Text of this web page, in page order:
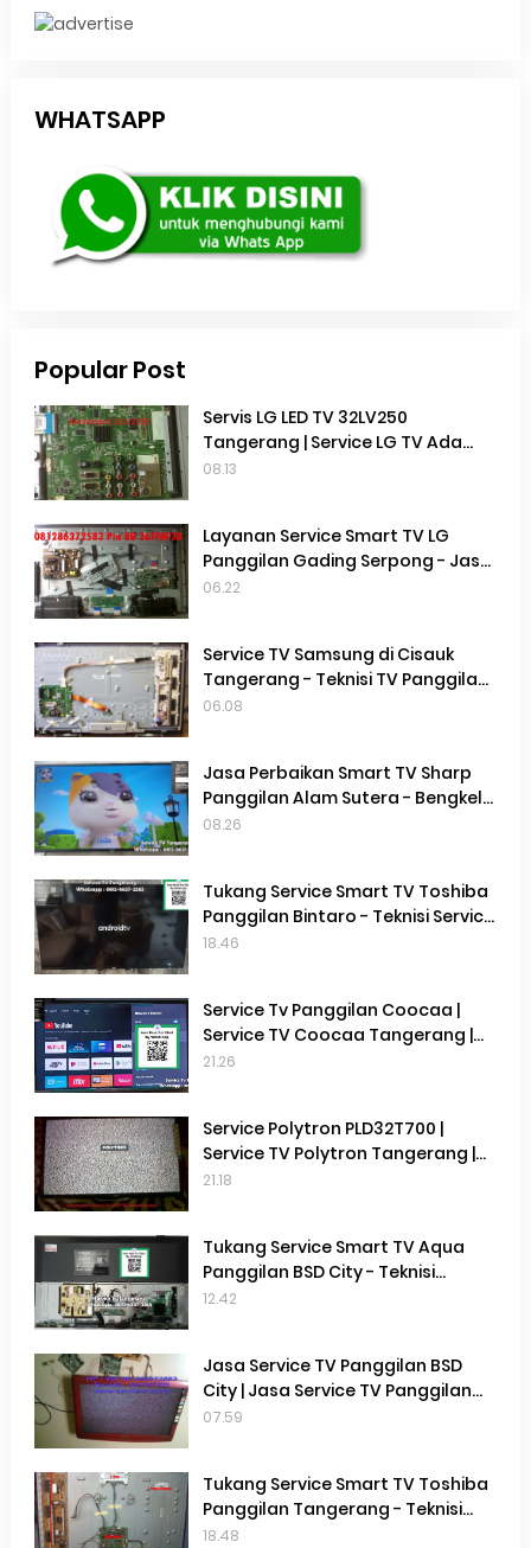
WHATSAPP
Popular Post
Servis LG LED TV 32LV250
Tangerang | Service LG TV Ada
suara Tidak Ada Gambar | Service
08.13
Layanan Service Smart TV LG
Panggilan Gading Serpong - Jasa
Service Smart TV LG Panggilan
06.22
Service TV Samsung di Cisauk
Tangerang - Teknisi TV Panggilan
Terdekat Di Cisauk Tangerang
06.08
Jasa Perbaikan Smart TV Sharp
Panggilan Alam Sutera - Bengkel
Service Smart TV Sharp Panggilan
08.26
Tukang Service Smart TV Toshiba
Panggilan Bintaro - Teknisi Service
Smart TV Toshiba Terdekat
18.46
Service Tv Panggilan Coocaa |
Service TV Coocaa Tangerang |
Service TV Terdekat di Gading
21.26
Service Polytron PLD32T700 |
Service TV Polytron Tangerang |
Service Tv Terdekat Gading
21.18
Tukang Service Smart TV Aqua
Panggilan BSD City - Teknisi
Service Smart TV Aqua Terdekat
12.42
Jasa Service TV Panggilan BSD
City | Jasa Service TV Panggilan
Gading Serpong | Jasa Service Tv
07.59
Tukang Service Smart TV Toshiba
Panggilan Tangerang - Teknisi
Service Smart TV Toshiba
18.48